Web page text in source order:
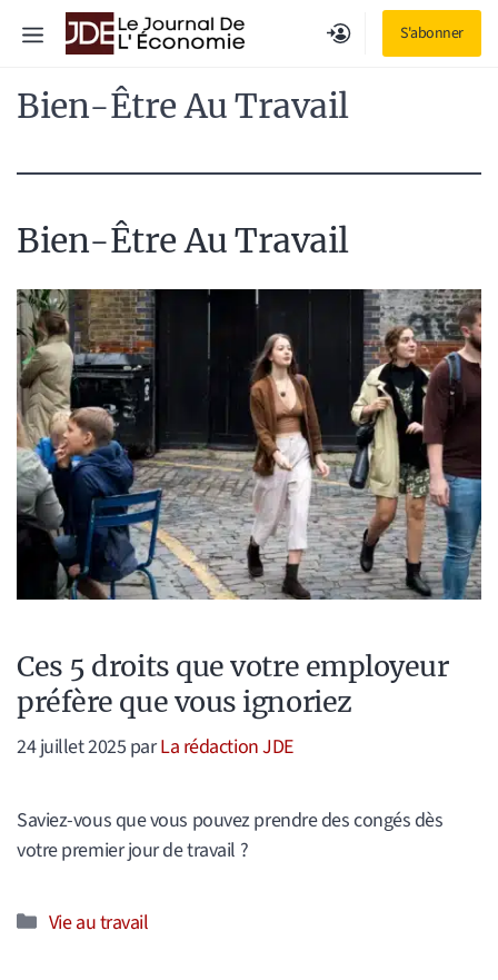
S'abonner
Menu
Bien-Être Au Travail
Bien-Être Au Travail
Ces 5 droits que votre employeur
préfère que vous ignoriez
24 juillet 2025 parLa rédaction JDE
Saviez-vous que vous pouvez prendre des congés dès
votre premier jour de travail ?
Catégories
Vie au travail